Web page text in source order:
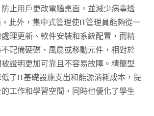
止用戶更改電腦桌面，並減少病毒透
此外，集中式管理使IT管理員能夠從一
理更新、軟件安裝和系統配置，而精
配備硬碟、風扇或移動元件，相對於
證明更加可靠且不容易故障。精簡型
了IT基礎設施支出和能源消耗成本，提
工作和學習空間，同時也優化了學生